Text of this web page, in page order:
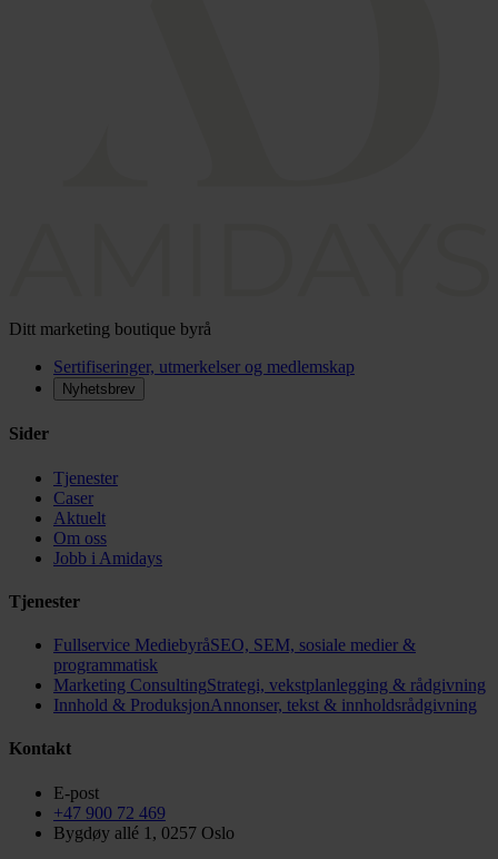
Ditt marketing boutique byrå
Sertifiseringer, utmerkelser og medlemskap
Nyhetsbrev
Sider
Tjenester
Caser
Aktuelt
Om oss
Jobb i Amidays
Tjenester
Fullservice MediebyråSEO, SEM, sosiale medier &
programmatisk
Marketing ConsultingStrategi, vekstplanlegging & rådgivning
Innhold & ProduksjonAnnonser, tekst & innholdsrådgivning
Kontakt
E-post
+47 900 72 469
Bygdøy allé 1, 0257 Oslo